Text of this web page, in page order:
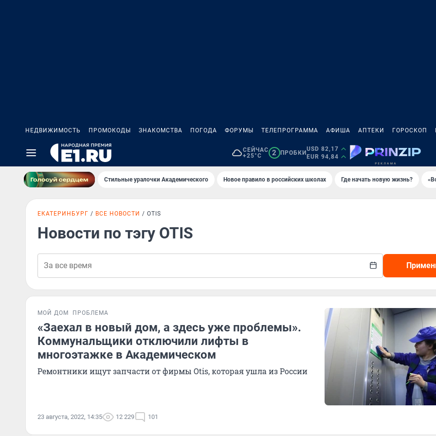
НЕДВИЖИМОСТЬ ПРОМОКОДЫ ЗНАКОМСТВА ПОГОДА ФОРУМЫ ТЕЛЕПРОГРАММА АФИША АПТЕКИ ГОРОСКОП
СЕЙЧАС
+25°C
2 ПРОБКИ
USD 82,17
EUR 94,84
Стильные уралочки Академического Новое правило в российских школах Где начать новую жизнь?
ЕКАТЕРИНБУРГ ВСЕ НОВОСТИ OTIS
Новости по тэгу OTIS
МОЙ ДОМ ПРОБЛЕМА
«Заехал в новый дом, а здесь уже проблемы».
Коммунальщики отключили лифты в
многоэтажке в Академическом
Ремонтники ищут запчасти от фирмы Otis, которая ушла из России
23 августа, 2022, 14:35 12 229 101